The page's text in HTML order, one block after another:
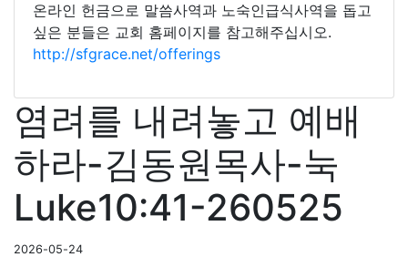
온라인 헌금으로 말씀사역과 노숙인급식사역을 돕고
싶은 분들은 교회 홈페이지를 참고해주십시오.
http://sfgrace.net/offerings
염려를 내려놓고 예배
하라-김동원목사-눅
Luke10:41-260525
2026-05-24